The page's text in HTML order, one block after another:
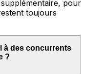
pour
toujours
à des concurrents
?